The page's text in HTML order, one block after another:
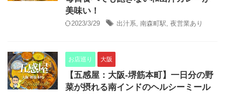
美味い！
2023/3/29 出汁系, 南森町駅, 夜営業あり
お店巡り 大阪
【五感屋：大阪-堺筋本町】一日分の野
菜が摂れる南インドのヘルシーミール